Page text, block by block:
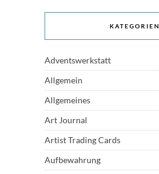
KATEGORIEN
Adventswerkstatt
Allgemein
Allgemeines
Art Journal
Artist Trading Cards
Aufbewahrung